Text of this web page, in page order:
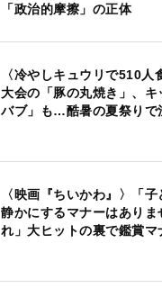
「政治的摩擦」の正体
〈冷やしキュウリで510
大会の「豚の丸焼き」、
バブ」も…酷暑の夏祭りで
〈映画『ちいかわ』〉「
静かにするマナーはありま
れ」大ヒットの裏で鑑賞マ